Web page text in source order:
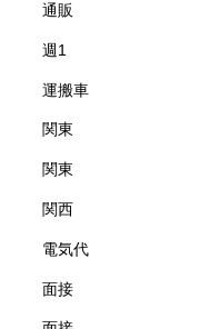
通販
週1
運搬車
関東
関東
関西
電気代
面接